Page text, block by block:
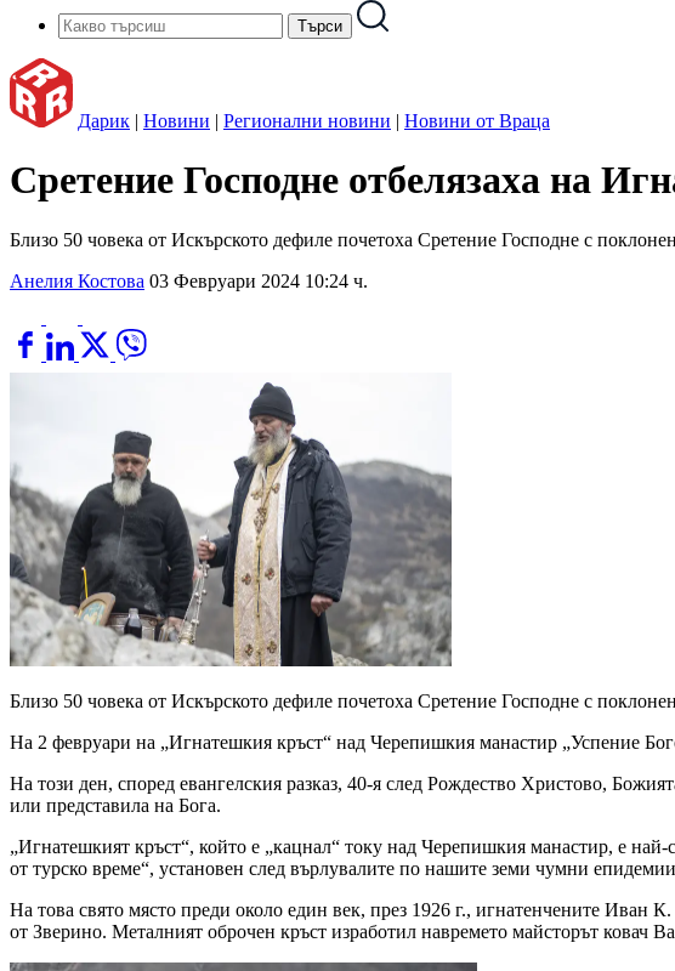
Дарик | Новини | Регионални новини | Новини от Враца
Сретение Господне отбелязаха на
Близо 50 човека от Искърското дефиле почетоха Сретение Господне с
Анелия Костова 03 Февруари 2024 10:24 ч.
Близо 50 човека от Искърското дефиле почетоха Сретение Господне с
На 2 февруари на „Игнатешкия кръст“ над Черепишкия манастир „Успение
На този ден, според евангелския разказ, 40-я след Рождество Христово,
или представила на Бога.
„Игнатешкият кръст“, който е „кацнал“ току над Черепишкия манастир, е
от турско време“, установен след върлувалите по нашите земи чумни
На това свято място преди около един век, през 1926 г., игнатенчените
от Зверино. Металният оброчен кръст изработил навремето майсторът ковач